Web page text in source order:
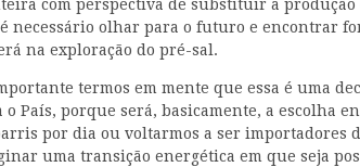
com perspectiva de substituir a produção
necessário olhar para o futuro e encontrar
na exploração do pré-sal.
termos em mente que essa é uma
o País, porque será, basicamente, a escolha
por dia ou voltarmos a ser importadores
uma transição energética em que seja